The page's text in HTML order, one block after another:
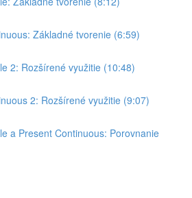
Základné tvorenie (6:59)
2: Rozšírené využitie (10:48)
2: Rozšírené využitie (9:07)
a Present Continuous: Porovnanie